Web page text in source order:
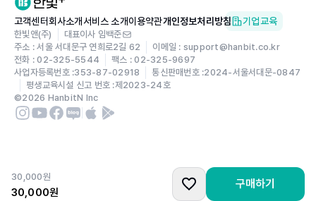
8.2 아크용접
8.3 저항용접
8.4 산소-연료가스 용접
8.5 기타 융합용접
8.6 고상용접
8.7 용접의 품질
CHAPTER 09 열처리 및 표면가공
30,000원
30,000원
구매하기
고객센터회사소개서비스 소개이용약관개인정보처리방침 기업교육
한빛앤(주)
대표이사 임백준
주소 : 서울 서대문구 연희로2길 62
이메일 : support@hanbit.co.kr
전화 : 02-325-5544
팩스 : 02-325-9697
사업자등록번호 :353-87-02918 통신판매번호 :2024-서울서대문-0847
평생교육시설 신고 번호 :제2023-24호
©2026 HanbitN Inc